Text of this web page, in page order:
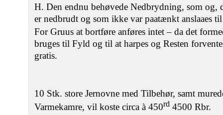
H. Den endnu behøvede Nedbrydning, som og,
er nedbrudt og som ikke var paatænkt anslaaes til
For Gruus at bortføre anføres intet – da det
bruges til Fyld og til at harpes og Resten
gratis.
10 Stk. store Jernovne med Tilbehør, samt
Varmekamre, vil koste circa à 450rd 4500 Rbr.